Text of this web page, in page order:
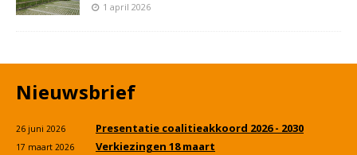
1 april 2026
Nieuwsbrief
26 juni 2026 Presentatie coalitieakkoord 2026 - 2030
17 maart 2026 Verkiezingen 18 maart